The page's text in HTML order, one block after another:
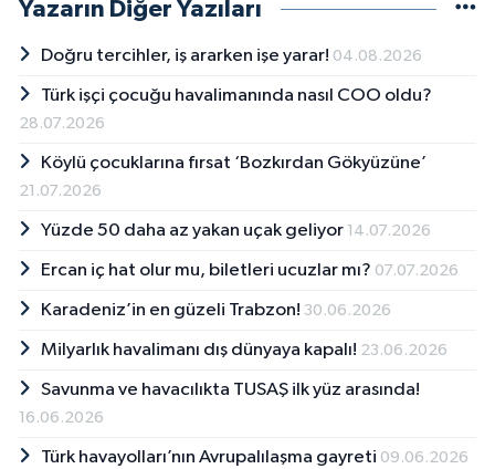
Yazarın Diğer Yazıları
Doğru tercihler, iş ararken işe yarar! 04.08.2026
Türk işçi çocuğu havalimanında nasıl COO oldu?
28.07.2026
Köylü çocuklarına fırsat ‘Bozkırdan Gökyüzüne’
21.07.2026
Yüzde 50 daha az yakan uçak geliyor 14.07.2026
Ercan iç hat olur mu, biletleri ucuzlar mı? 07.07.2026
Karadeniz’in en güzeli Trabzon! 30.06.2026
Milyarlık havalimanı dış dünyaya kapalı! 23.06.2026
Savunma ve havacılıkta TUSAŞ ilk yüz arasında!
16.06.2026
Türk havayolları’nın Avrupalılaşma gayreti 09.06.2026